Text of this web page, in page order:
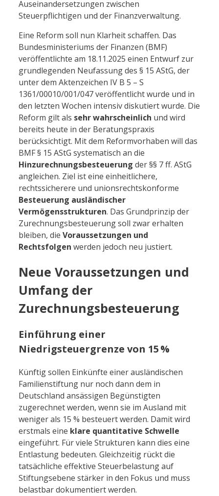
Auseinandersetzungen zwischen
Steuerpflichtigen und der Finanzverwaltung.
Eine Reform soll nun Klarheit schaffen. Das
Bundesministeriums der Finanzen (BMF)
veröffentlichte am 18.11.2025 einen Entwurf zur
grundlegenden Neufassung des § 15 AStG, der
unter dem Aktenzeichen IV B 5 – S
1361/00010/001/047 veröffentlicht wurde und in
den letzten Wochen intensiv diskutiert wurde. Die
Reform gilt als sehr wahrscheinlich und wird
bereits heute in der Beratungspraxis
berücksichtigt. Mit dem Reformvorhaben will das
BMF § 15 AStG systematisch an die
Hinzurechnungsbesteuerung der §§ 7 ff. AStG
angleichen. Ziel ist eine einheitlichere,
rechtssicherere und unionsrechtskonforme
Besteuerung ausländischer
Vermögensstrukturen. Das Grundprinzip der
Zurechnungsbesteuerung soll zwar erhalten
bleiben, die Voraussetzungen und
Rechtsfolgen werden jedoch neu justiert.
Neue Voraussetzungen und
Umfang der
Zurechnungsbesteuerung
Einführung einer
Niedrigsteuergrenze von 15 %
Künftig sollen Einkünfte einer ausländischen
Familienstiftung nur noch dann dem in
Deutschland ansässigen Begünstigten
zugerechnet werden, wenn sie im Ausland mit
weniger als 15 % besteuert werden. Damit wird
erstmals eine klare quantitative Schwelle
eingeführt. Für viele Strukturen kann dies eine
Entlastung bedeuten. Gleichzeitig rückt die
tatsächliche effektive Steuerbelastung auf
Stiftungsebene stärker in den Fokus und muss
belastbar dokumentiert werden.